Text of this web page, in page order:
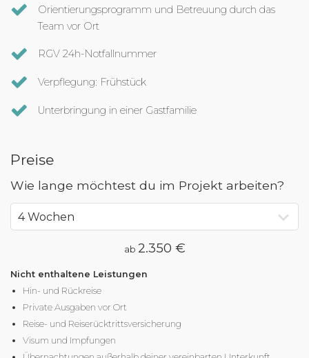
Orientierungsprogramm und Betreuung durch das
Team vor Ort
RGV 24h-Notfallnummer
Verpflegung: Frühstück
Unterbringung in einer Gastfamilie
Preise
Wie lange möchtest du im Projekt arbeiten?
ab2.350 €
Nicht enthaltene Leistungen
Hin- und Rückreise
Private Ausgaben vor Ort
Reise- und Reiserücktrittsversicherung
Visum und Impfungen